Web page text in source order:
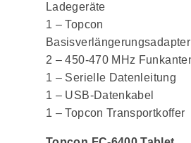
Ladegeräte
1 – Topcon
Basisverlängerungsadapter
2 – 450-470 MHz
1 – Serielle Datenleitung
1 – USB-Datenkabel
1 – Topcon Transportkoffer